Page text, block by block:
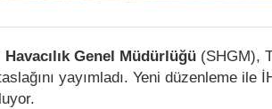
Genel Müdürlüğü (SHGM),
yayımladı. Yeni düzenleme ile